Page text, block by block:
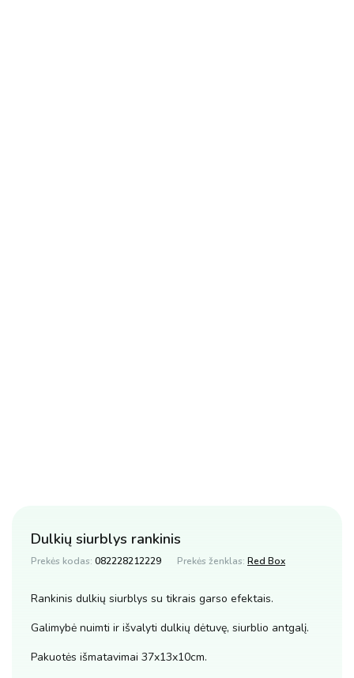
Dulkių siurblys rankinis
Prekės kodas: 082228212229 Prekės ženklas: Red Box
Rankinis dulkių siurblys su tikrais garso efektais.
Galimybė nuimti ir išvalyti dulkių dėtuvę, siurblio antgalį.
Pakuotės išmatavimai 37x13x10cm.